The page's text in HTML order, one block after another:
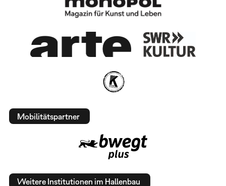
Mobilitätspartner
Weitere Institutionen im Hallenbau